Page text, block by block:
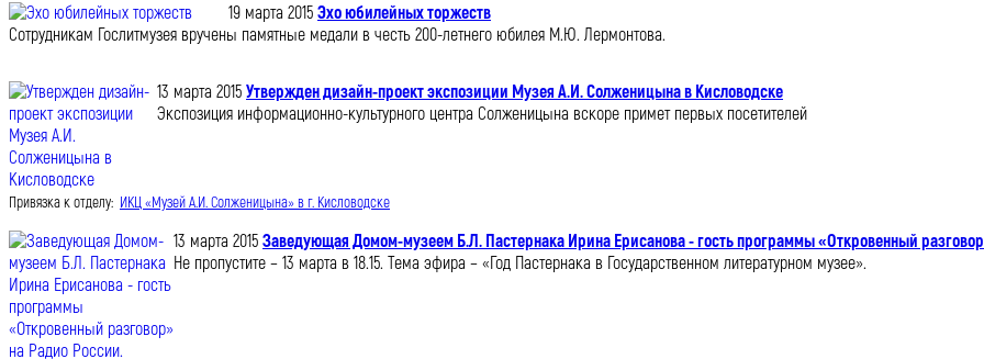
19 марта 2015 Эхо юбилейных торжеств
Сотрудникам Гослитмузея вручены памятные медали в честь 200-летнего юбилея М.Ю. Лермонтова.
13 марта 2015 Утвержден дизайн-проект экспозиции Музея А.И. Солженицына в Кисловодске
Экспозиция информационно-культурного центра Солженицына вскоре примет первых посетителей
Привязка к отделу: ИКЦ «Музей А.И. Солженицына» в г. Кисловодске
13 марта 2015 Заведующая Домом-музеем Б.Л. Пастернака Ирина Ерисанова - гость программы «Откровенный
Не пропустите – 13 марта в 18.15. Тема эфира – «Год Пастернака в Государственном литературном музее».